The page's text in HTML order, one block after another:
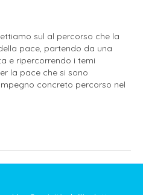
sul al percorso che la
pace, partendo da una
e ripercorrendo i temi
la pace che si sono
concreto percorso nel